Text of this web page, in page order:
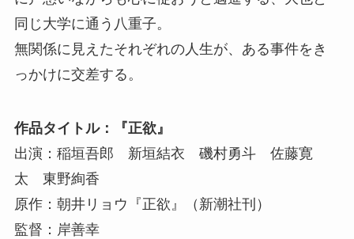
同じ大学に通う八重子。
無関係に見えたそれぞれの人生が、ある事件をき
っかけに交差する。
作品タイトル：『正欲』
出演：稲垣吾郎 新垣結衣 磯村勇斗 佐藤寛
太 東野絢香
原作：朝井リョウ『正欲』（新潮社刊）
監督：岸善幸